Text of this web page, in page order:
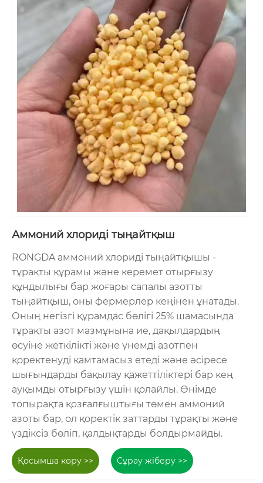
Аммоний хлориді тыңайтқыш
RONGDA аммоний хлориді тыңайтқышы -
тұрақты құрамы және керемет отырғызу
құндылығы бар жоғары сапалы азотты
тыңайтқыш, оны фермерлер кеңінен ұнатады.
Оның негізгі құрамдас бөлігі 25% шамасында
тұрақты азот мазмұнына ие, дақылдардың
өсуіне жеткілікті және үнемді азотпен
қоректенуді қамтамасыз етеді және әсіресе
шығындарды бақылау қажеттіліктері бар кең
ауқымды отырғызу үшін қолайлы. Өнімде
топырақта қозғалғыштығы төмен аммоний
азоты бар, ол қоректік заттарды тұрақты және
үздіксіз бөліп, қалдықтарды болдырмайды.
Қосымша көру >> Сұрау жіберу >>